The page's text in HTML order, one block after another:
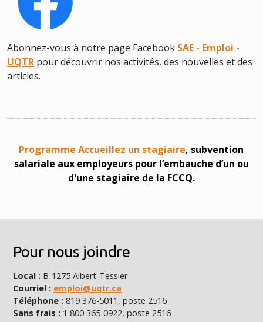
Abonnez-vous à notre page Facebook SAE - Emploi -
UQTR pour découvrir nos activités, des nouvelles et des
articles.
Programme Accueillez un stagiaire, subvention
salariale aux employeurs pour l’embauche d’un ou
d'une stagiaire de la FCCQ.
Pour nous joindre
Local : B-1275 Albert-Tessier
Courriel : emploi@uqtr.ca
Téléphone : 819 376-5011, poste 2516
Sans frais : 1 800 365-0922, poste 2516